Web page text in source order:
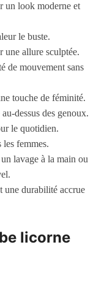
un look moderne et
le buste.
allure sculptée.
de mouvement sans
touche de féminité.
dessus des genoux.
le quotidien.
femmes.
lavage à la main ou
une durabilité accrue
licorne